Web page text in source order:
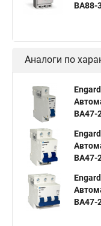
ВА88-
Аналоги по
ВА47-
ВА47-
ВА47-